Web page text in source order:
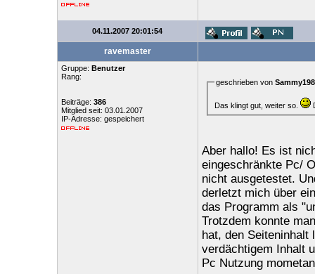
04.11.2007 20:01:54
ravemaster
Gruppe: Benutzer
Rang:
Beiträge: 386
Mitglied seit: 03.01.2007
IP-Adresse: gespeichert
geschrieben von
Das klingt gut, weiter so.
Aber hallo! Es ist
eingeschränkte Pc/
nicht ausgetestet.
derletzt mich über
das Programm als
Trotzdem konnte
hat, den
verdächtigem Inhalt
Pc Nutzung